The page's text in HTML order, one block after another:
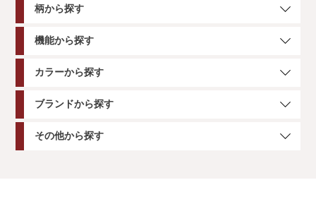
柄から探す
機能から探す
カラーから探す
ブランドから探す
その他から探す